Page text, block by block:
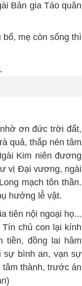
Bản gia Táo quân
mẹ còn sống thì
ơn đức trời đất,
quả, thắp nén tâm
Kim niên đương
vị Đại vương, ngài
mạch tôn thần.
hưởng lễ vật.
tiên nội ngoại họ...
chủ con lại kính
tiền, đồng lai hâm
sự bình an, vạn sự
tâm thành, trước án